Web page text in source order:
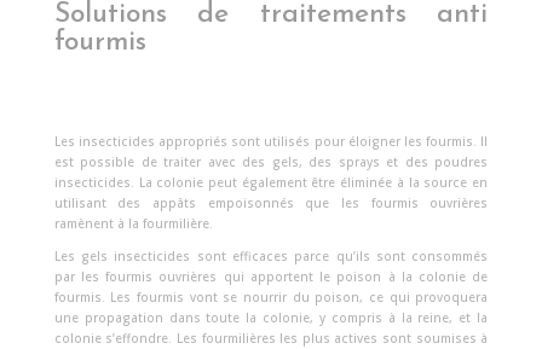
Solutions de traitements anti
fourmis
Les insecticides appropriés sont utilisés pour éloigner les fourmis. Il
est possible de traiter avec des gels, des sprays et des poudres
insecticides. La colonie peut également être éliminée à la source en
utilisant des appâts empoisonnés que les fourmis ouvrières
ramènent à la fourmilière.
Les gels insecticides sont efficaces parce qu’ils sont consommés
par les fourmis ouvrières qui apportent le poison à la colonie de
fourmis. Les fourmis vont se nourrir du poison, ce qui provoquera
une propagation dans toute la colonie, y compris à la reine, et la
colonie s’effondre. Les fourmilières les plus actives sont soumises à